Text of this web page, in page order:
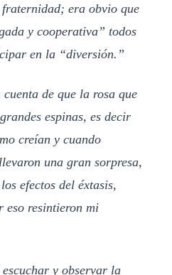
era obvio que
y cooperativa” todos
en la “diversión.”
de que la rosa que
espinas, es decir
creían y cuando
una gran sorpresa,
efectos del éxtasis,
eso resintieron mi
y observar la